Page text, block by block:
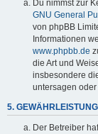
Du nimmst zur
GNU General
von phpBB
Informationen
www.phpbb.de
die Art und
insbesondere
untersagen
5. GEWÄHRLEISTUNG
Der Betreiber